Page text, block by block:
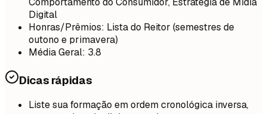
Digital
Honras/Prêmios: Lista do Reitor (semestres de
outono e primavera)
Média Geral: 3.8
Dicas rápidas
Liste sua formação em ordem cronológica inversa,